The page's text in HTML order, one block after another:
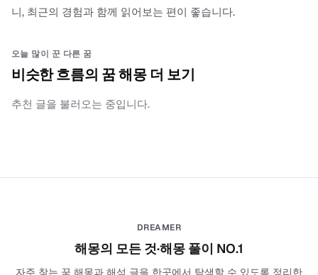
니, 최근의 경험과 함께 읽어보는 편이 좋습니다.
오늘 많이 꾼 다른 꿈
비슷한 흐름의 꿈 해몽 더 보기
추천 글을 불러오는 중입니다.
DREAMER
해몽의 모든 것·해몽 풀이 NO.1
자주 찾는 꿈 해몽과 해석 글을 한곳에서 탐색할 수 있도록 정리한